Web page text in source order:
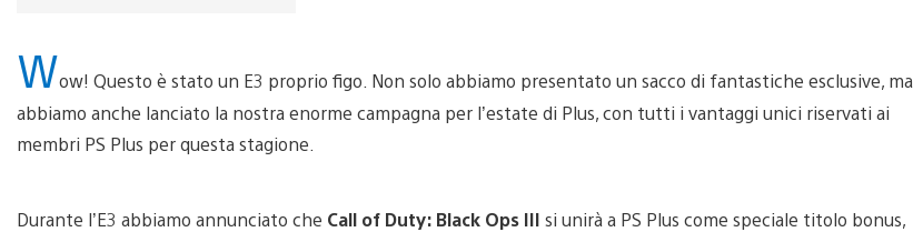
Wow! Questo è stato un E3 proprio figo. Non solo abbiamo presentato un sacco di fantastiche esclusive, ma
abbiamo anche lanciato la nostra enorme campagna per l’estate di Plus, con tutti i vantaggi unici riservati ai
membri PS Plus per questa stagione.
Durante l’E3 abbiamo annunciato che Call of Duty: Black Ops III si unirà a PS Plus come speciale titolo bonus,